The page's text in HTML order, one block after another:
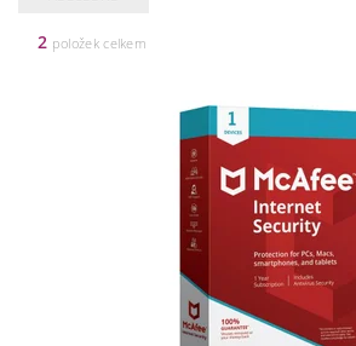
2 položek celkem